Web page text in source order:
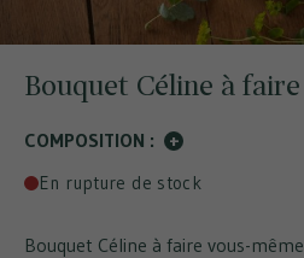
Bouquet Céline à
COMPOSITION : +
En rupture de stock
Bouquet Céline à faire vous-